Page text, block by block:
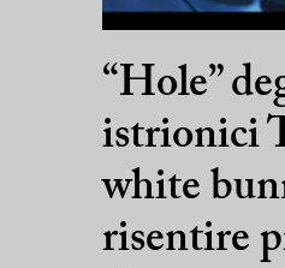
“Hole”
istrionici
white
risentire